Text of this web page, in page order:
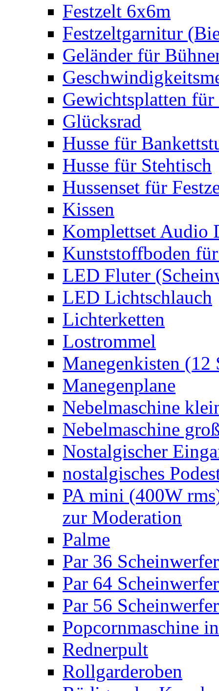
Festzelt 6x6m
Festzeltgarnitur
Geländer für
Gewichtsplatten für
Glücksrad
Husse für
Husse für Stehtisch
Hussenset für
Kissen
Komplettset Audio
Kunststoffboden
LED Fluter
LED Lichtschlauch
Lichterketten
Lostrommel
Manegenkisten (12
Manegenplane
Nebelmaschine
Nebelmaschine
Nostalgischer
nostalgisches
PA mini (400W
zur Moderation
Palme
Par 36 Scheinwerfer
Par 64 Scheinwerfer
Par 56 Scheinwerfer
Popcornmaschine
Rednerpult
Rollgarderoben